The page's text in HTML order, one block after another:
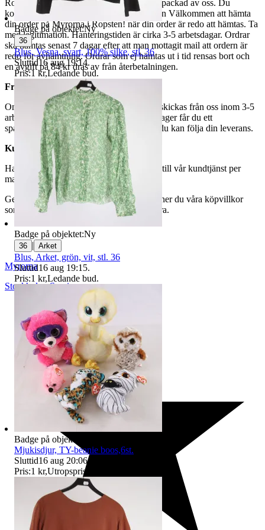
Ropsten, Kolargatan 2 efter den har blivit packad av oss. Du
kommer att få ett separat mail med rubriken Välkommen att hämta
din order på Myrorna i Ropsten! när din order är redo att hämtas. Ta
med legitimation. Hanteringstiden är cirka 3-5 arbetsdagar. Ordrar
ska hämtas senast 7 dagar efter att man mottagit mail att ordern är
redo för avhämtning. Ordrar som ej hämtas ut i tid rensas bort och
en avgift på 84 kr dras av från återbetalningen.
Frakt
Om du har valt frakt kommer din vara att skickas från oss inom 3-5
arbetsdagar. När din vara har lämnat vårt lager får du ett
spårningsnummer av DSV inom kort där du kan följa din leverans.
Kundservice
Har du frågor eller funderingar hör av dig till vår kundtjänst per
mail:
webbshop@myrorna.se.
Genom att buda på våra annonser godkänner du våra köpvillkor
som du hittar på vår infosida här på Tradera.
Myrorna
Stockholm,Sverige
Badge på objektet:Ny
36
Blus, Vesna, svart, 100% silke, stl. 36
Sluttid16 aug 19:14.
Pris:1 kr,Ledande bud.
Badge på objektet:Ny
36 | Arket
Blus, Arket, grön, vit, stl. 36
Sluttid16 aug 19:15.
Pris:1 kr,Ledande bud.
Badge på objektet:
Mjukisdjur, TY-beanie boos,6st.
Sluttid16 aug 20:06.
Pris:1 kr,Utropspris